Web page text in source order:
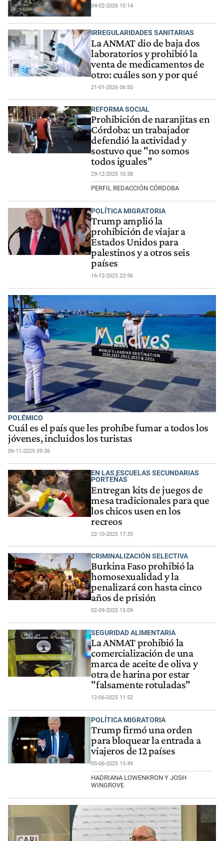
04-02-2026 10:14
IRREGULARIDADES SANITARIAS
La ANMAT dio de baja dos
laboratorios y prohibió la
venta de medicamentos de
otro: cuáles son y por qué
21-01-2026 06:50
REFORMA SOCIAL
Prohibición de naranjitas en
Córdoba: un trabajador
defendió la actividad y
sostuvo que "no somos
todos iguales"
29-12-2025 10:38
PERFIL REDACCIÓN CÓRDOBA
POLÍTICA MIGRATORIA
Trump amplió la
prohibición de viajar a
Estados Unidos para
palestinos y a otros seis
países
16-12-2025 23:56
POLÉMICO
Cuál es el país que les prohíbe fumar a todos los
jóvenes, incluidos los turistas
06-11-2025 09:36
EN LAS ESCUELAS SECUNDARIAS
PORTEÑAS
Entregan kits de juegos de
mesa tradicionales para que
los chicos usen en los
recreos
22-10-2025 17:33
CRIMINALIZACIÓN SELECTIVA
Burkina Faso prohibió la
homosexualidad y la
penalizará con hasta cinco
años de prisión
02-09-2025 15:09
SEGURIDAD ALIMENTARIA
La ANMAT prohibió la
comercialización de una
marca de aceite de oliva y
otra de harina por estar
"falsamente rotuladas"
12-06-2025 11:52
POLÍTICA MIGRATORIA
Trump firmó una orden
para bloquear la entrada a
viajeros de 12 países
05-06-2025 15:49
HADRIANA LOWENKRON Y JOSH
WINGROVE